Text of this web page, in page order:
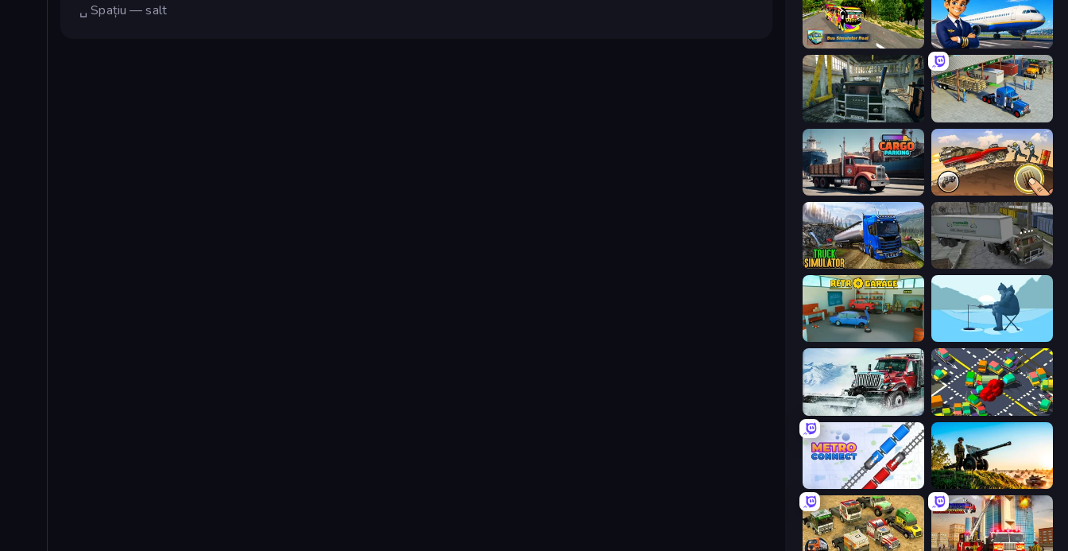
␣ Spațiu — salt
Bus Simulator Real Idle Airport Tycoon
Kamaz Truck Driver Offroad Cargo Transport Truck
Cargo Truck Parking Earn to Die: Zombie Ride
Truck Driving Simulator Game Russian Kamaz Truck Driver
Snow Plow Truck Slightly Annoying Traffic
Metro Connect Artillery Vs Tanks